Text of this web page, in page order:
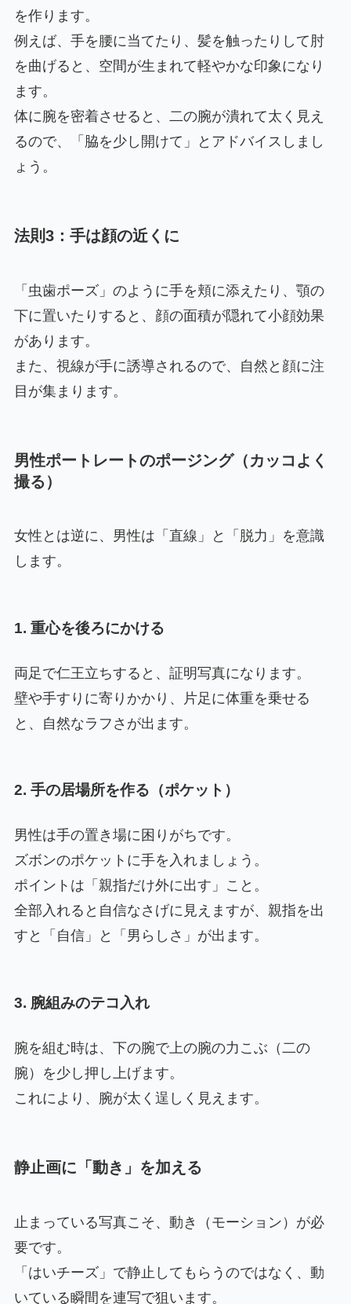
を作ります。
例えば、手を腰に当てたり、髪を触ったりして肘
を曲げると、空間が生まれて軽やかな印象になり
ます。
体に腕を密着させると、二の腕が潰れて太く見え
るので、「脇を少し開けて」とアドバイスしまし
ょう。
法則3：手は顔の近くに
「虫歯ポーズ」のように手を頬に添えたり、顎の
下に置いたりすると、顔の面積が隠れて小顔効果
があります。
また、視線が手に誘導されるので、自然と顔に注
目が集まります。
男性ポートレートのポージング（カッコよく
撮る）
女性とは逆に、男性は「直線」と「脱力」を意識
します。
1. 重心を後ろにかける
両足で仁王立ちすると、証明写真になります。
壁や手すりに寄りかかり、片足に体重を乗せる
と、自然なラフさが出ます。
2. 手の居場所を作る（ポケット）
男性は手の置き場に困りがちです。
ズボンのポケットに手を入れましょう。
ポイントは「親指だけ外に出す」こと。
全部入れると自信なさげに見えますが、親指を出
すと「自信」と「男らしさ」が出ます。
3. 腕組みのテコ入れ
腕を組む時は、下の腕で上の腕の力こぶ（二の
腕）を少し押し上げます。
これにより、腕が太く逞しく見えます。
静止画に「動き」を加える
止まっている写真こそ、動き（モーション）が必
要です。
「はいチーズ」で静止してもらうのではなく、動
いている瞬間を連写で狙います。